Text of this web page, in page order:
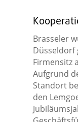
Brasseler
Düsseldorf
Firmensitz
Aufgrund
Standort
den